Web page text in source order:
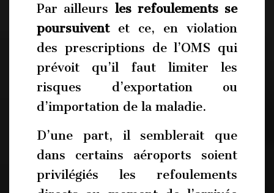
Par ailleurs les refoulements se
poursuiventet ce, en violation
des prescriptions de l’OMS qui
prévoit qu’il faut limiter les
risques d’exportation ou
d’importation de la maladie.
D’une part, il semblerait que
dans certains aéroports soient
privilégiés les refoulements